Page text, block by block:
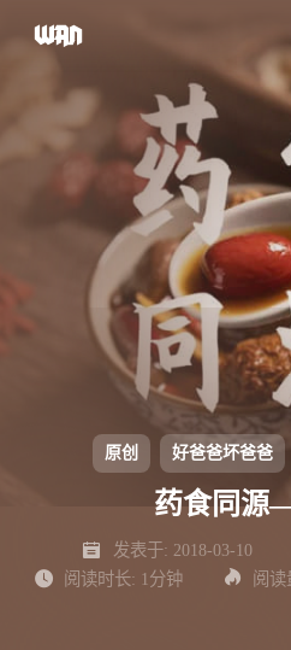
K 关闭快捷键功能
打开中控台
M 播放/暂停音乐
D 深色/浅色显示
S 站内搜索
随机访问
L 友链页面
原创 好爸爸坏爸爸
药食同
发表于: 2018-03-10
阅读时长: 1分钟 阅读